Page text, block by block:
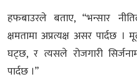
हफबाउरले बताए, “भन्सार
क्षमतामा अप्रत्यक्ष असर पार्दछ ।
घट्छ, र त्यसले रोजगारी
पार्दछ ।”